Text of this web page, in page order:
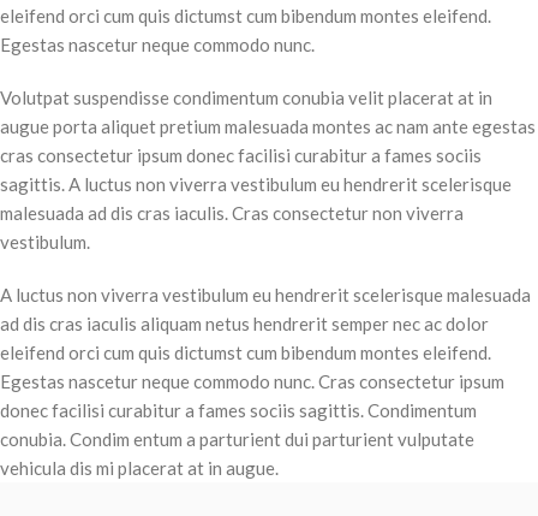
eleifend orci cum quis dictumst cum bibendum montes eleifend.
Egestas nascetur neque commodo nunc.
Volutpat suspendisse condimentum conubia velit placerat at in
augue porta aliquet pretium malesuada montes ac nam ante egestas
cras consectetur ipsum donec facilisi curabitur a fames sociis
sagittis. A luctus non viverra vestibulum eu hendrerit scelerisque
malesuada ad dis cras iaculis. Cras consectetur non viverra
vestibulum.
A luctus non viverra vestibulum eu hendrerit scelerisque malesuada
ad dis cras iaculis aliquam netus hendrerit semper nec ac dolor
eleifend orci cum quis dictumst cum bibendum montes eleifend.
Egestas nascetur neque commodo nunc. Cras consectetur ipsum
donec facilisi curabitur a fames sociis sagittis. Condimentum
conubia. Condim entum a parturient dui parturient vulputate
vehicula dis mi placerat at in augue.